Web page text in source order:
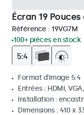
Écran 19
Référence : 19VG7M
100+ pièces en stock
Format d'image 5:4
Entrées : HDMI,
Installation :
Dimensions : 410 x